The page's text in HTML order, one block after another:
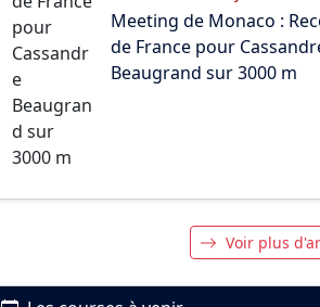
Meeting de Monaco :
de France pour
Beaugrand sur 3000 m
Voir plus